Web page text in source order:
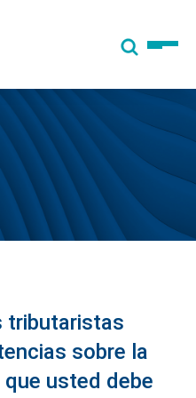
tributaristas
sobre la
usted debe